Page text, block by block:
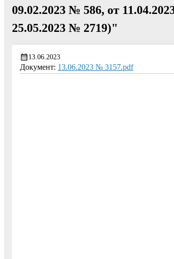
09.02.2023 № 586, от
25.05.2023 № 2719)"
13.06.2023
Документ: 13.06.2023 № 3157.pdf